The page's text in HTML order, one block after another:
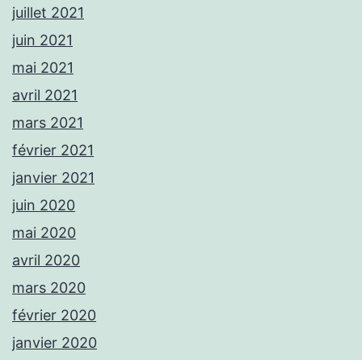
juillet 2021
juin 2021
mai 2021
avril 2021
mars 2021
février 2021
janvier 2021
juin 2020
mai 2020
avril 2020
mars 2020
février 2020
janvier 2020